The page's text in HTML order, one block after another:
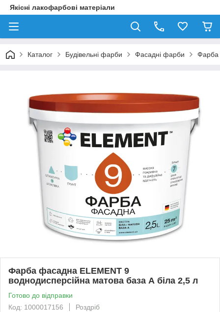
Якісні лакофарбові матеріали
Каталог Будівельні фарби Фасадні фарби Фарба
Фарба фасадна ELEMENT 9
воднодисперсійна матова база А біла 2,5 л
Готово до відправки
Код: 1000017156
Роздріб